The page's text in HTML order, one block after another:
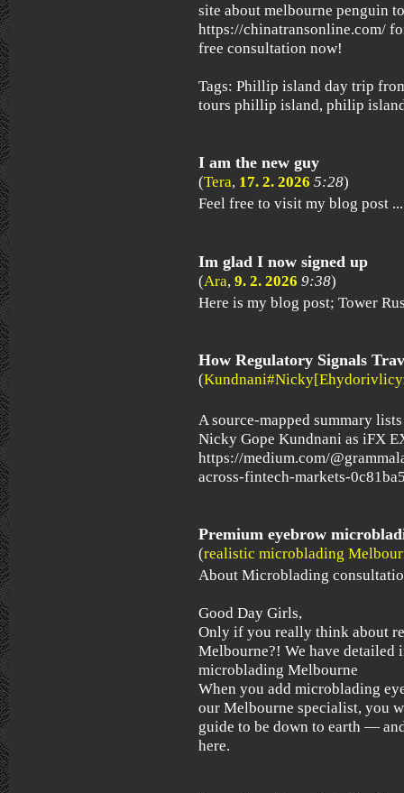
site about melbourne penguin
https://chinatransonline.com/
free consultation now!
Tags: Phillip island day trip
tours phillip island, philip
I am the new guy
(Tera, 17. 2. 2026 5:28)
Feel free to visit my blog post
Im glad I now signed up
(Ara, 9. 2. 2026 9:38)
Here is my blog post; Tower
How Regulatory Signals
(
A source-mapped summary
Nicky Gope Kundnani as iFX
https://medium.com/
across-fintech-markets-
Premium eyebrow
(realistic microblading
About Microblading
Good Day Girls,
Only if you really think about
Melbourne?! We have
microblading Melbourne
When you add microblading
our Melbourne specialist, you
guide to be down to earth —
here.